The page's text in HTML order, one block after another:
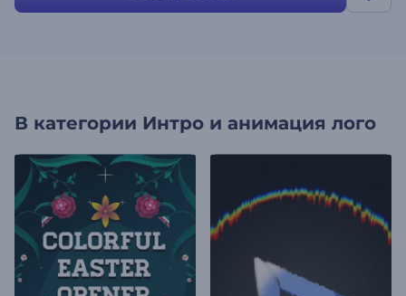
В категории Интро и анимация лого